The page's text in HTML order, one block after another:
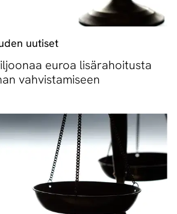
uutiset
euroa lisärahoitusta
vahvistamiseen